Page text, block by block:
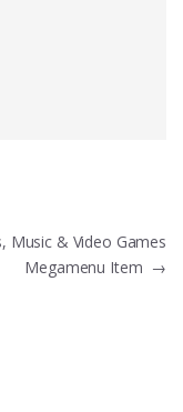
Music & Video Games
Megamenu Item →